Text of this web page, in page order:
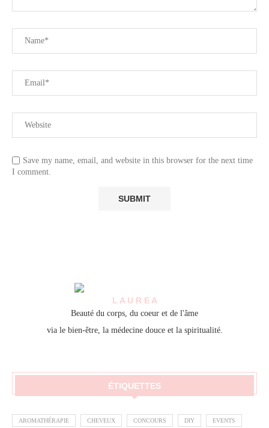
Save my name, email, and website in this browser for the next time
I comment.
L A U R E A
Beauté du corps, du coeur et de l'âme
via le bien-être, la médecine douce et la spiritualité.
ÉTIQUETTES
AROMATHÉRAPIE CHEVEUX CONCOURS DIY EVENTS